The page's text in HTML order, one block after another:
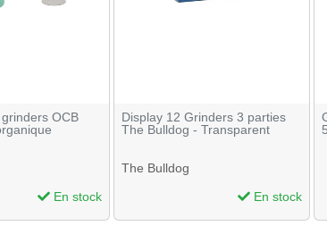
OCB
En stock
Display 12 Grinders 3 parties
The Bulldog - Transparent
The Bulldog
En stock